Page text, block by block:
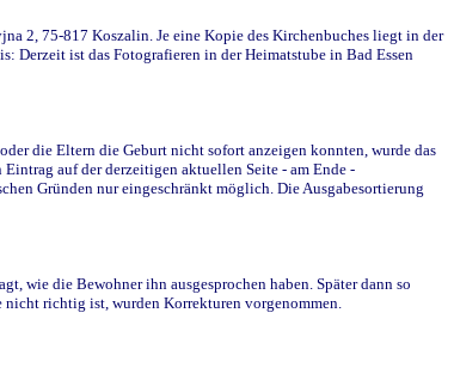
2, 75-817 Koszalin. Je eine Kopie des Kirchenbuches liegt in der
Derzeit ist das Fotografieren in der Heimatstube in Bad Essen
die Eltern die Geburt nicht sofort anzeigen konnten, wurde das
auf der derzeitigen aktuellen Seite - am Ende -
Gründen nur eingeschränkt möglich. Die Ausgabesortierung
wie die Bewohner ihn ausgesprochen haben. Später dann so
richtig ist, wurden Korrekturen vorgenommen.